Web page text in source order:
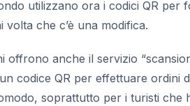
utilizzano ora i codici QR per
volta che c’è una modifica.
offrono anche il servizio
codice QR per effettuare ordini
soprattutto per i turisti che